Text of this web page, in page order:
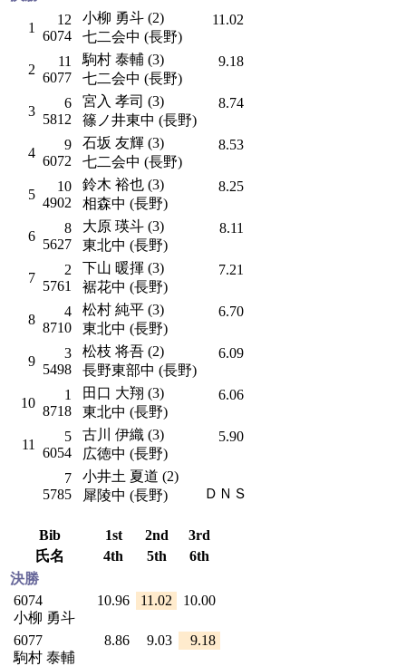
1
12
6074
小柳 勇斗 (2)
七二会中 (長野)
11.02
2
11
6077
駒村 泰輔 (3)
七二会中 (長野)
9.18
3
6
5812
宮入 孝司 (3)
篠ノ井東中 (長野)
8.74
4
9
6072
石坂 友輝 (3)
七二会中 (長野)
8.53
5
10
4902
鈴木 裕也 (3)
相森中 (長野)
8.25
6
8
5627
大原 瑛斗 (3)
東北中 (長野)
8.11
7
2
5761
下山 暖揮 (3)
裾花中 (長野)
7.21
8
4
8710
松村 純平 (3)
東北中 (長野)
6.70
9
3
5498
松枝 将吾 (2)
長野東部中 (長野)
6.09
10
1
8718
田口 大翔 (3)
東北中 (長野)
6.06
11
5
6054
古川 伊織 (3)
広徳中 (長野)
5.90
7
5785
小井土 夏道 (2)
犀陵中 (長野)
ＤＮＳ
Bib 1st 2nd
3rd
氏名
4th 5th
6th
決勝
6074
小柳 勇斗
10.96 11.02 10.00
6077
駒村 泰輔
8.86 9.03 9.18